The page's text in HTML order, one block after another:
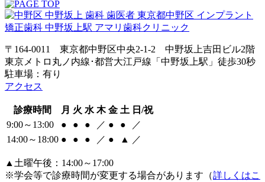
〒164-0011 東京都中野区中央2-1-2 中野坂上吉田ビル2階
東京メトロ丸ノ内線･都営大江戸線「中野坂上駅」徒歩30秒
駐車場：有り
アクセス
診療時間 月 火 水 木 金 土 日/祝
9:00～13:00
● ● ● ／ ● ●
／
14:00～18:00 ● ● ● ／ ● ▲ ／
▲土曜午後：14:00～17:00
※学会等で診療時間が変更する場合があります（詳しくはこ